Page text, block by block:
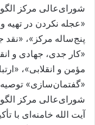
شورای‌عالی مرکز
«عجله نکردن در
پنج‌ساله مرکز»،
«کار جدی، جهادی و
مؤمن و انقلابی»،
«گفتمان‌سازی»
شورای‌عالی مرکز
آیت الله خامنه‌ای با